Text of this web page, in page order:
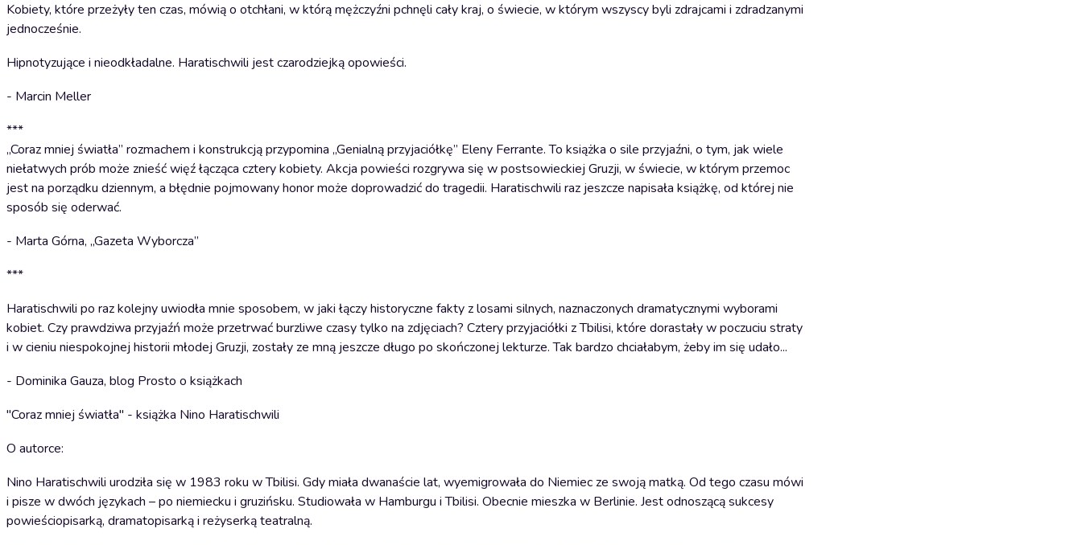
Kobiety, które przeżyły ten czas, mówią o otchłani, w którą mężczyźni pchnęli cały kraj, o świecie, w którym wszyscy byli zdrajcami i zdradzanymi
jednocześnie.
Hipnotyzujące i nieodkładalne. Haratischwili jest czarodziejką opowieści.
- Marcin Meller
***
„Coraz mniej światła” rozmachem i konstrukcją przypomina „Genialną przyjaciółkę” Eleny Ferrante. To książka o sile przyjaźni, o tym, jak wiele
niełatwych prób może znieść więź łącząca cztery kobiety. Akcja powieści rozgrywa się w postsowieckiej Gruzji, w świecie, w którym przemoc
jest na porządku dziennym, a błędnie pojmowany honor może doprowadzić do tragedii. Haratischwili raz jeszcze napisała książkę, od której nie
sposób się oderwać.
- Marta Górna, „Gazeta Wyborcza”
***
Haratischwili po raz kolejny uwiodła mnie sposobem, w jaki łączy historyczne fakty z losami silnych, naznaczonych dramatycznymi wyborami
kobiet. Czy prawdziwa przyjaźń może przetrwać burzliwe czasy tylko na zdjęciach? Cztery przyjaciółki z Tbilisi, które dorastały w poczuciu straty
i w cieniu niespokojnej historii młodej Gruzji, zostały ze mną jeszcze długo po skończonej lekturze. Tak bardzo chciałabym, żeby im się udało...
- Dominika Gauza, blog Prosto o książkach
"Coraz mniej światła" - książka Nino Haratischwili
O autorce:
Nino Haratischwili urodziła się w 1983 roku w Tbilisi. Gdy miała dwanaście lat, wyemigrowała do Niemiec ze swoją matką. Od tego czasu mówi
i pisze w dwóch językach – po niemiecku i gruzińsku. Studiowała w Hamburgu i Tbilisi. Obecnie mieszka w Berlinie. Jest odnoszącą sukcesy
powieściopisarką, dramatopisarką i reżyserką teatralną.